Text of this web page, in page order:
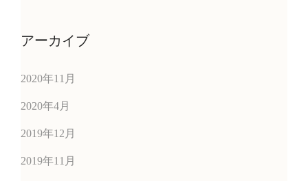
アーカイブ
2020年11月
2020年4月
2019年12月
2019年11月